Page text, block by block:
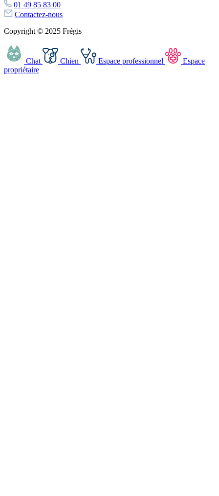
01 49 85 83 00
Contactez-nous
Copyright © 2025 Frégis
Chat Chien Espace professionnel
Espace
propriétaire